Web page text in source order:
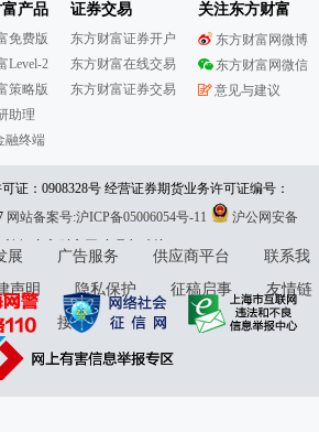
产品
免费版
Level-2
策略版
助理
融终端
证券交易
东方财富证券开户
东方财富在线交易
东方财富证券交易
关注东方财富
东方财富网微博
东方财富网微信
意见与建议
证：0908328号 经营证券期货业务许可证编号：
违法和不良信息举报:021-61278686 举报邮箱：
jubao@eastmoney.com
网站备案号:沪ICP备05006054号-11
沪公网安备
有:东方财富网意见与建议:4000300059/952500
展 广告服务 供应商平台
联系我
声明 隐私保护 征稿启事
友情链
接